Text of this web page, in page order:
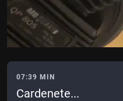
07:39 MIN
Cardenete...